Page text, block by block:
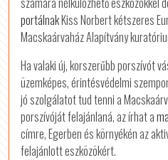
portálnakKiss Norbert kétszeres
Macskaárvaház Alapítvány
Ha valaki új, korszerűbb porszívót
üzemképes, érintésvédelmi
jó szolgálatot tud tenni a
porszívóját felajánlaná, az írhat a
címre, Egerben és környékén az
felajánlott eszközökért.